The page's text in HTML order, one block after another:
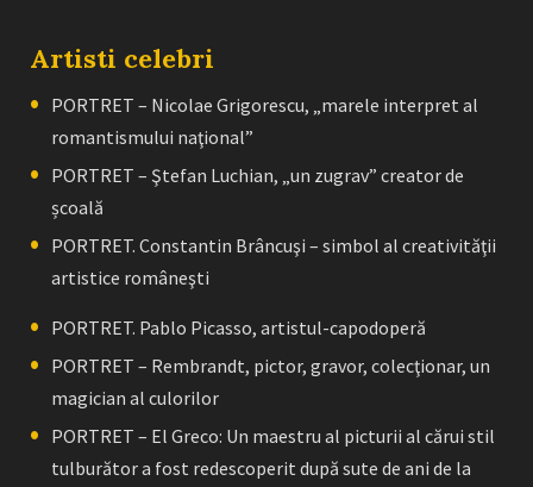
Artisti celebri
PORTRET – Nicolae Grigorescu, „marele interpret al
romantismului naţional”
PORTRET – Ştefan Luchian, „un zugrav” creator de
școală
PORTRET. Constantin Brâncuşi – simbol al creativităţii
artistice româneşti
PORTRET. Pablo Picasso, artistul-capodoperă
PORTRET – Rembrandt, pictor, gravor, colecţionar, un
magician al culorilor
PORTRET – El Greco: Un maestru al picturii al cărui stil
tulburător a fost redescoperit după sute de ani de la